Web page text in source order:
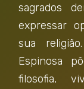
sagrados
expressar
sua
Espinosa
filosofia,